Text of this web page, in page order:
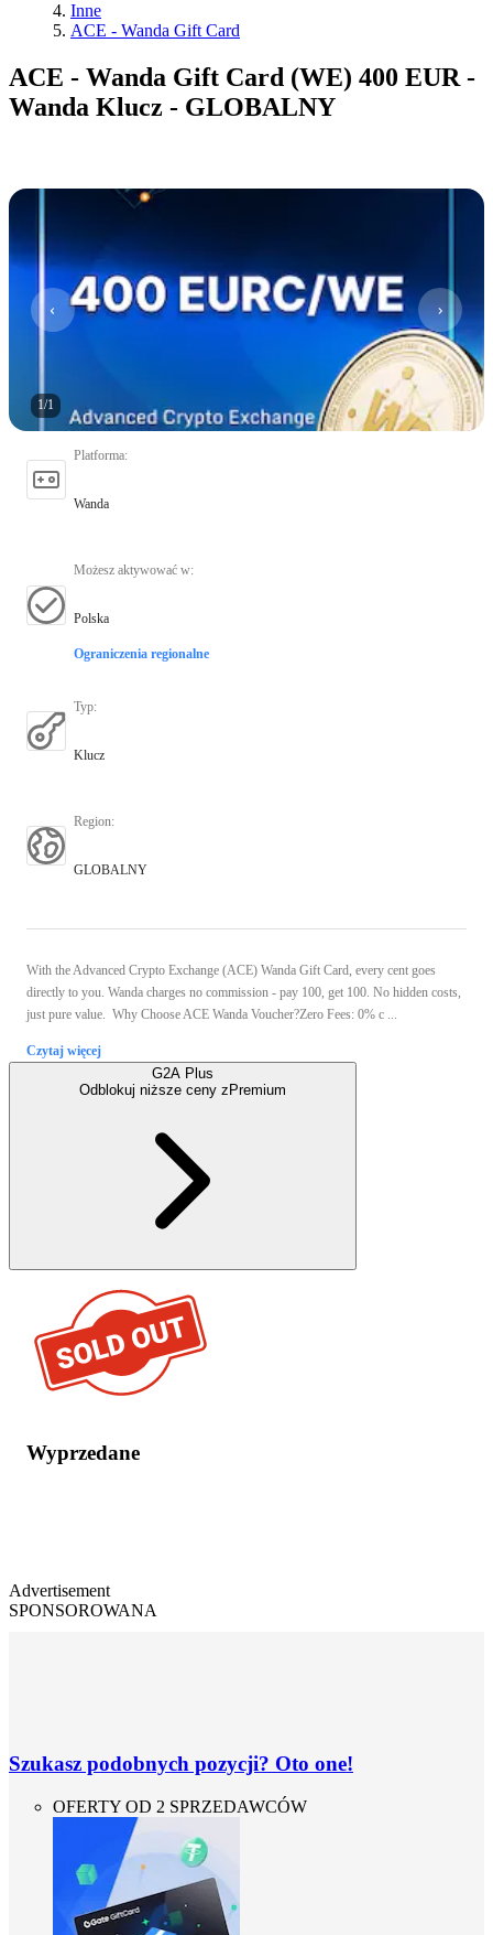
Inne
ACE - Wanda Gift Card
ACE - Wanda Gift Card (WE) 400 EUR -
Wanda Klucz - GLOBALNY
1/1
Platforma:
Wanda
Możesz aktywować w:
Polska
Ograniczenia regionalne
Typ:
Klucz
Region:
GLOBALNY
With the Advanced Crypto Exchange (ACE) Wanda Gift Card, every cent goes
directly to you. Wanda charges no commission - pay 100, get 100. No hidden costs,
just pure value. Why Choose ACE Wanda Voucher?Zero Fees: 0% c ...
Czytaj więcej
G2A Plus
Odblokuj niższe ceny z Premium
Wyprzedane
Advertisement
SPONSOROWANA
Szukasz podobnych pozycji? Oto one!
OFERTY OD 2 SPRZEDAWCÓW